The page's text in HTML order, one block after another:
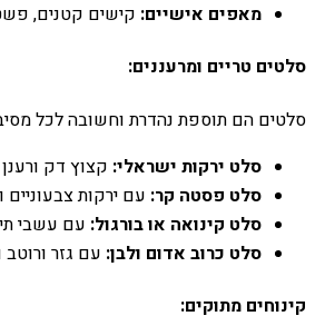
מאפים אישיים: קישים קטנים,
סלטים טריים ומרעננים:
סלטים הם תוספת נהדרת וחשובה לכל
סלט ירקות ישראלי: קצוץ דק
סלט פסטה קר: עם ירקות צבעוניים
סלט קינואה או בורגול: עם עשבי
סלט כרוב אדום ולבן: עם גזר ורוטב
קינוחים מתוקים: